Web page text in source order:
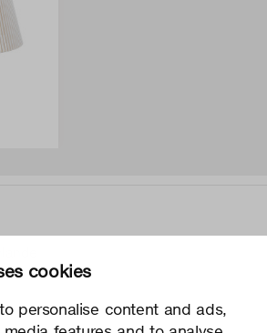
cookies
personalise content and ads,